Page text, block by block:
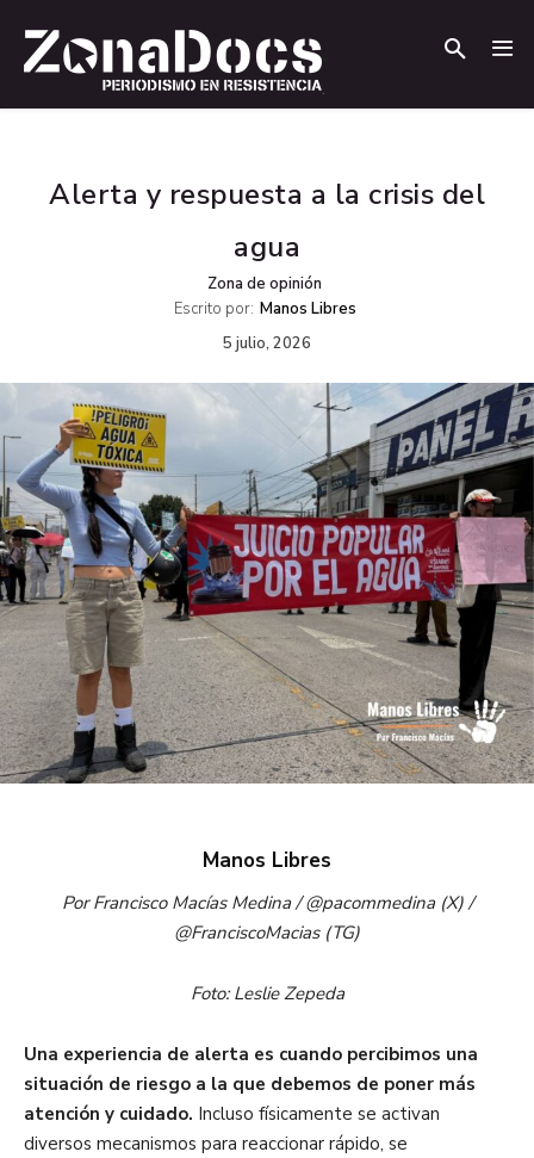
Alerta y respuesta a la crisis del
agua
Zona de opinión
Escrito por: Manos Libres
5 julio, 2026
Manos Libres
Por Francisco Macías Medina /@pacommedina (X) /
@FranciscoMacias (TG)
Foto: Leslie Zepeda
Una experiencia de alerta es cuando percibimos una
situación de riesgo a la que debemos de poner más
atención y cuidado. Incluso físicamente se activan
diversos mecanismos para reaccionar rápido, se